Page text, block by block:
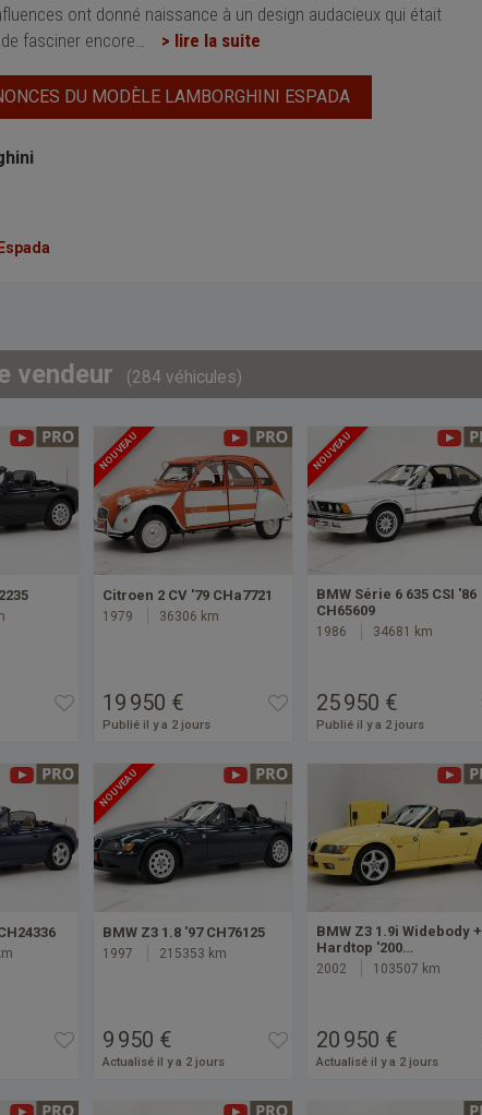
ont donné naissance à un design audacieux qui était
fasciner encore
> lire la suite
DU MODÈLE LAMBORGHINI ESPADA
vendeur (284 véhicules)
NOUVEAU
Citroen 2 CV '79 CHa7721
1979 36306 km
19 950 €
Publié il y a 2 jours
NOUVEAU
BMW Série 6 635 CSI '86
CH65609
1986 34681 km
25 950 €
Publié il y a 2 jours
NOUVEAU
BMW Z3 1.8 '97 CH76125
1997 215353 km
9 950 €
Actualisé il y a 2 jours
BMW Z3 1.9i Widebody +
Hardtop '200…
2002 103507 km
20 950 €
Actualisé il y a 2 jours